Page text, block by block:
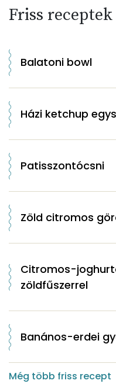
Friss receptek
Balatoni bowl
Házi ketchup
Patisszontócsni
Zöld citromos
Citromos-
zöldfűszerrel
Banános-erdei
Még több friss recept